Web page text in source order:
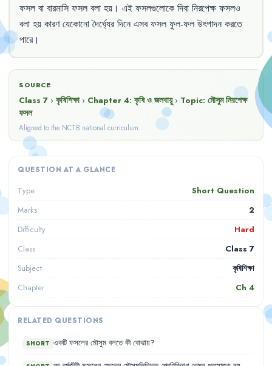
ফসল বা বারমাসি ফসল বলা হয়। এই ফসলগুলোকে দিবা নিরপেক্ষ ফসলও
বলা হয় কারণ যেকোনো দৈর্ঘ্যের দিনে এসব ফসল ফুল-ফল উৎপাদন করতে
পারে।
SOURCE
Class 7 › কৃষিশিক্ষা › Chapter 4: কৃষি ও জলবায়ু › Topic: মৌসুম নিরপেক্ষ
ফসল
Aligned to the NCTB national curriculum.
QUESTION AT A GLANCE
Type Short Question
Marks 2
Difficulty Hard
Class Class 7
Subject কৃষিশিক্ষা
Chapter Ch 4
RELATED QUESTIONS
SHORT একটি ফসলের মৌসুম বলতে কী বোঝায়?